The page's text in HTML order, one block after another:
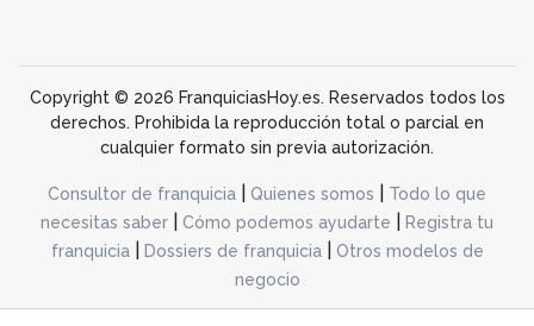
Copyright © 2026 FranquiciasHoy.es. Reservados todos los
derechos. Prohibida la reproducción total o parcial en
cualquier formato sin previa autorización.
Consultor de franquicia Quienes somos
Todo lo que
necesitas saber
Cómo podemos ayudarte
Registra tu
franquicia| Dossiers de franquicia|
Otros modelos de
negocio